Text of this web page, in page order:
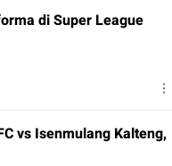
di Super League
vs Isenmulang Kalteng,